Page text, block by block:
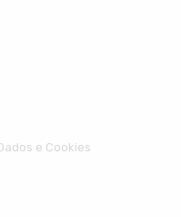
e Cookies